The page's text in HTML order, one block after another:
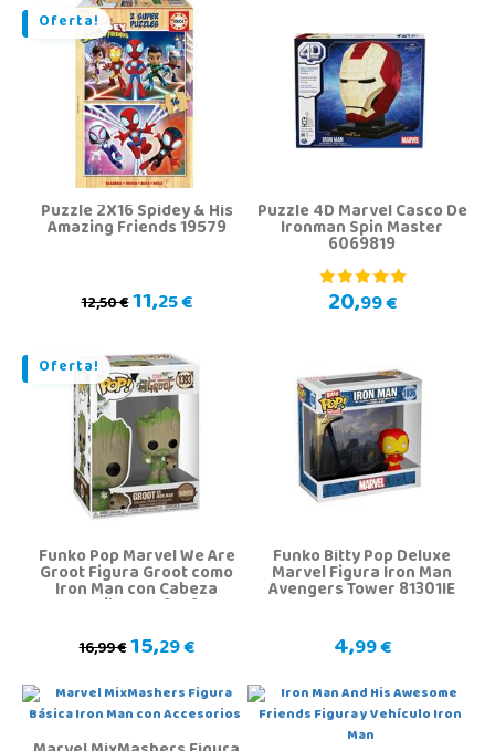
Oferta!
Puzzle 2X16 Spidey & His
Amazing Friends 19579
12,50 €11,25 €
Puzzle 4D Marvel Casco De
Ironman Spin Master
6069819
20,99 €
Oferta!
Funko Pop Marvel We Are
Groot Figura Groot como
Iron Man con Cabeza
Oscilante 79516
16,99 €15,29 €
Funko Bitty Pop Deluxe
Marvel Figura Iron Man
Avengers Tower 81301IE
4,99 €